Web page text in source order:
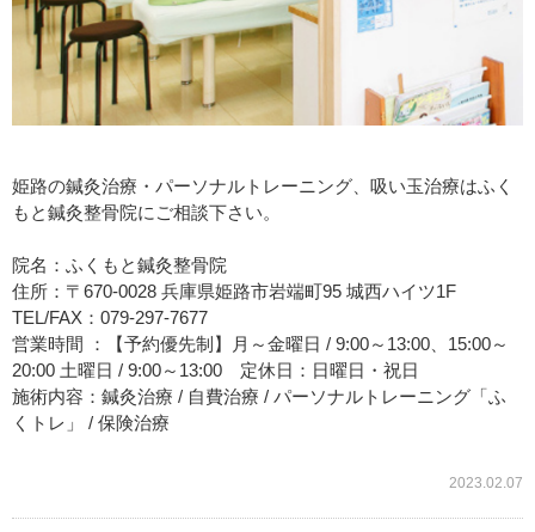
姫路の鍼灸治療・パーソナルトレーニング、吸い玉治療はふく
もと鍼灸整骨院にご相談下さい。
院名：ふくもと鍼灸整骨院
住所：〒670-0028 兵庫県姫路市岩端町95 城西ハイツ1F
TEL/FAX：079-297-7677
営業時間 ：【予約優先制】月～金曜日 / 9:00～13:00、15:00～
20:00 土曜日 / 9:00～13:00 定休日：日曜日・祝日
施術内容：鍼灸治療 / 自費治療 / パーソナルトレーニング「ふ
くトレ」 / 保険治療
2023.02.07